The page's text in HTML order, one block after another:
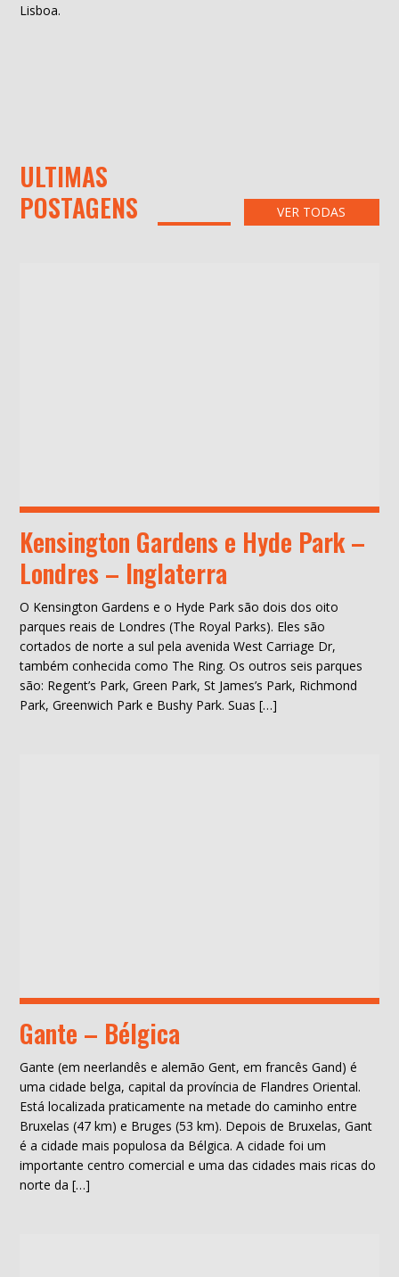
Lisboa.
ULTIMAS
POSTAGENS
VER TODAS
Kensington Gardens e Hyde Park –
Londres – Inglaterra
O Kensington Gardens e o Hyde Park são dois dos oito
parques reais de Londres (The Royal Parks). Eles são
cortados de norte a sul pela avenida West Carriage Dr,
também conhecida como The Ring. Os outros seis parques
são: Regent’s Park, Green Park, St James’s Park, Richmond
Park, Greenwich Park e Bushy Park. Suas […]
Gante – Bélgica
Gante (em neerlandês e alemão Gent, em francês Gand) é
uma cidade belga, capital da província de Flandres Oriental.
Está localizada praticamente na metade do caminho entre
Bruxelas (47 km) e Bruges (53 km). Depois de Bruxelas, Gant
é a cidade mais populosa da Bélgica. A cidade foi um
importante centro comercial e uma das cidades mais ricas do
norte da […]